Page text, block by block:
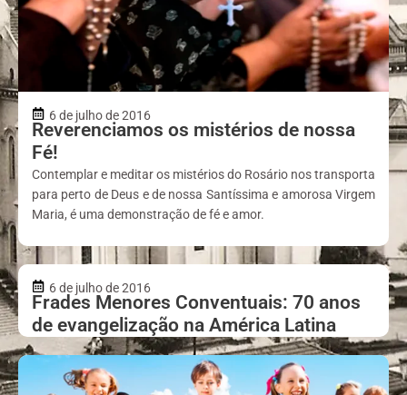
6 de julho de 2016
Reverenciamos os mistérios de nossa
Fé!
Contemplar e meditar os mistérios do Rosário nos transporta
para perto de Deus e de nossa Santíssima e amorosa Virgem
Maria, é uma demonstração de fé e amor.
6 de julho de 2016
Frades Menores Conventuais: 70 anos
de evangelização na América Latina